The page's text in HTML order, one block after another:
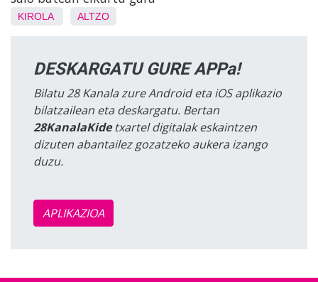
KIROLA ALTZO
DESKARGATU GURE APPa!
Bilatu 28 Kanala zure Android eta iOS aplikazio
bilatzailean eta deskargatu. Bertan
28KanalaKidetxartel digitalak eskaintzen
dizuten abantailez gozatzeko aukera izango
duzu.
APLIKAZIOA